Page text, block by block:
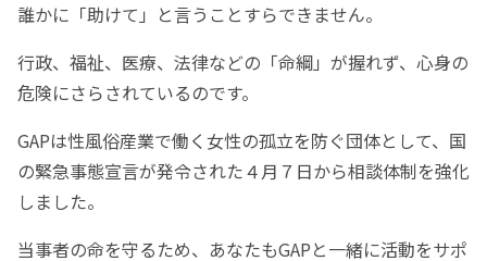
誰かに「助けて」と言うことすらできません。
行政、福祉、医療、法律などの「命綱」が握れず、心身の
危険にさらされているのです。
GAPは性風俗産業で働く女性の孤立を防ぐ団体として、国
の緊急事態宣言が発令された４月７日から相談体制を強化
しました。
当事者の命を守るため、あなたもGAPと一緒に活動をサポ